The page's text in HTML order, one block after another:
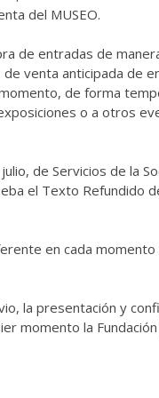
del MUSEO.
de entradas de
venta anticipada de
de forma
o a otros
de Servicios de la
el Texto Refundido
en cada momento
la presentación y
momento la